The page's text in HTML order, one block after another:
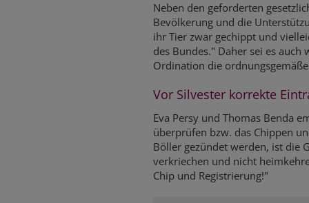
Neben den geforderten
Bevölkerung und die
ihr Tier zwar gechippt und
des Bundes." Daher sei es
Ordination die
Vor Silvester korrekte
Eva Persy und Thomas Benda
überprüfen bzw. das Chippen
Böller gezündet werden, ist die
verkriechen und nicht
Chip und Registrierung!"